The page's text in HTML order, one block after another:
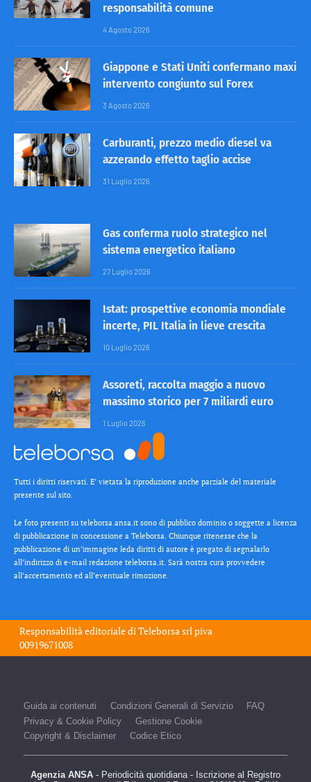
responsabilità comune
4 Agosto 2026
Giappone e Stati Uniti confermano maxi
intervento congiunto sul Forex
3 Agosto 2026
Carburanti, prezzo medio diesel va
azzerando effetto taglio accise
31 Luglio 2026
Gas conferma ruolo strategico nel
sistema energetico italiano
27 Luglio 2026
Istat: prospettive economia mondiale
incerte, PIL Italia in lieve crescita
10 Luglio 2026
Assoreti, raccolta maggio a nuovo
massimo storico per 7 miliardi euro
1 Luglio 2026
Tutti i diritti riservati. E’ vietata la riproduzione anche parziale del materiale
presente sul sito.
Le foto presenti su teleborsa.ansa.it sono di pubblico dominio o soggette a licenza
di pubblicazione in concessione a Teleborsa. Chiunque ritenesse che la
pubblicazione di un’immagine leda diritti di autore è pregato di segnalarlo
all’indirizzo di e-mail redazione teleborsa.it. Sarà nostra cura provvedere
all’accertamento ed all’eventuale rimozione.
Responsabilità editoriale diTeleborsa srlpiva
00919671008
Guida ai contenuti Condizioni Generali di Servizio
FAQ
Privacy & Cookie Policy
Gestione Cookie
Copyright & Disclaimer
Codice Etico
Agenzia ANSA - Periodicità quotidiana - Iscrizione al Registro